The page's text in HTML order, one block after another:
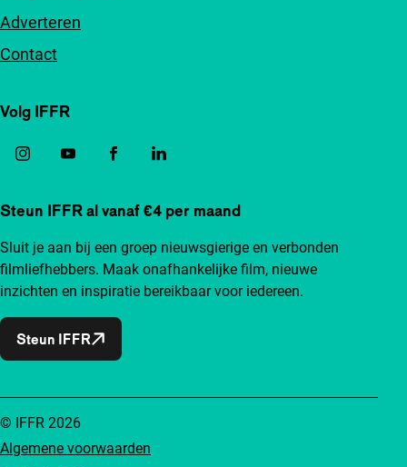
Adverteren
Contact
Volg IFFR
Steun IFFR al vanaf €4 per maand
Sluit je aan bij een groep nieuwsgierige en verbonden
filmliefhebbers. Maak onafhankelijke film, nieuwe
inzichten en inspiratie bereikbaar voor iedereen.
Steun IFFR
Algemene voorwaarden
© IFFR 2026